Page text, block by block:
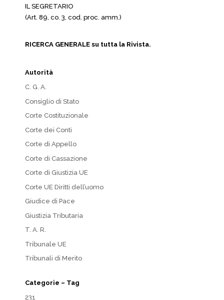
IL SEGRETARIO
(Art. 89, co. 3, cod. proc. amm.)
RICERCA GENERALE su tutta la Rivista.
Autorità
C. G. A.
Consiglio di Stato
Corte Costituzionale
Corte dei Conti
Corte di Appello
Corte di Cassazione
Corte di Giustizia UE
Corte UE Diritti dell’uomo
Giudice di Pace
Giustizia Tributaria
T. A. R.
Tribunale UE
Tribunali di Merito
Categorie – Tag
231